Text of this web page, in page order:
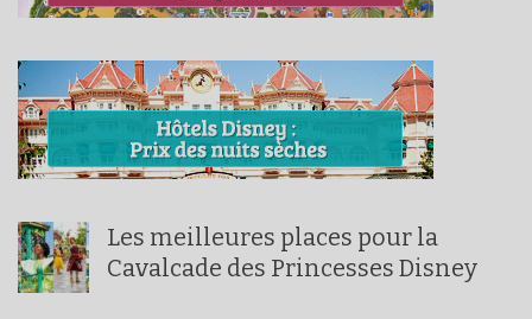
Les meilleures places pour la
Cavalcade des Princesses Disney